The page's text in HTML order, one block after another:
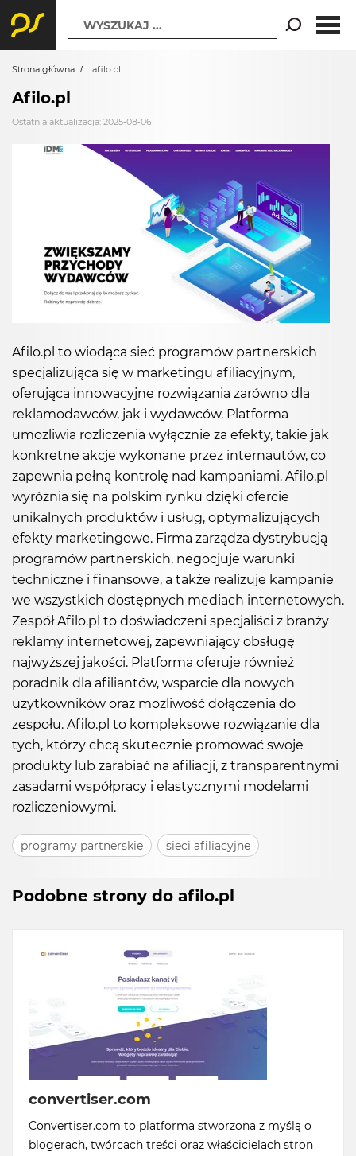
WYSZUKAJ ...
Strona główna afilo.pl
Afilo.pl
Ostatnia aktualizacja: 2025-08-06
Afilo.pl to wiodąca sieć programów partnerskich
specjalizująca się w marketingu afiliacyjnym,
oferująca innowacyjne rozwiązania zarówno dla
reklamodawców, jak i wydawców. Platforma
umożliwia rozliczenia wyłącznie za efekty, takie jak
konkretne akcje wykonane przez internautów, co
zapewnia pełną kontrolę nad kampaniami. Afilo.pl
wyróżnia się na polskim rynku dzięki ofercie
unikalnych produktów i usług, optymalizujących
efekty marketingowe. Firma zarządza dystrybucją
programów partnerskich, negocjuje warunki
techniczne i finansowe, a także realizuje kampanie
we wszystkich dostępnych mediach internetowych.
Zespół Afilo.pl to doświadczeni specjaliści z branży
reklamy internetowej, zapewniający obsługę
najwyższej jakości. Platforma oferuje również
poradnik dla afiliantów, wsparcie dla nowych
użytkowników oraz możliwość dołączenia do
zespołu. Afilo.pl to kompleksowe rozwiązanie dla
tych, którzy chcą skutecznie promować swoje
produkty lub zarabiać na afiliacji, z transparentnymi
zasadami współpracy i elastycznymi modelami
rozliczeniowymi.
programy partnerskie sieci afiliacyjne
Podobne strony do afilo.pl
convertiser.com
Convertiser.com to platforma stworzona z myślą o
blogerach, twórcach treści oraz właścicielach stron